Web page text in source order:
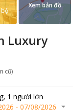
Luxury
cũ)
, 1 người lớn
- 07/08/2026
Xem bản đồ